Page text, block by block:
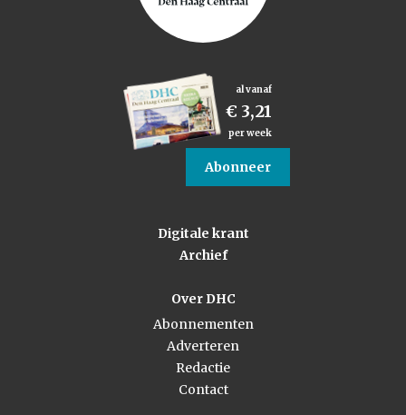
al vanaf
€ 3,21
per week
Abonneer
Digitale krant
Archief
Over DHC
Abonnementen
Adverteren
Redactie
Contact